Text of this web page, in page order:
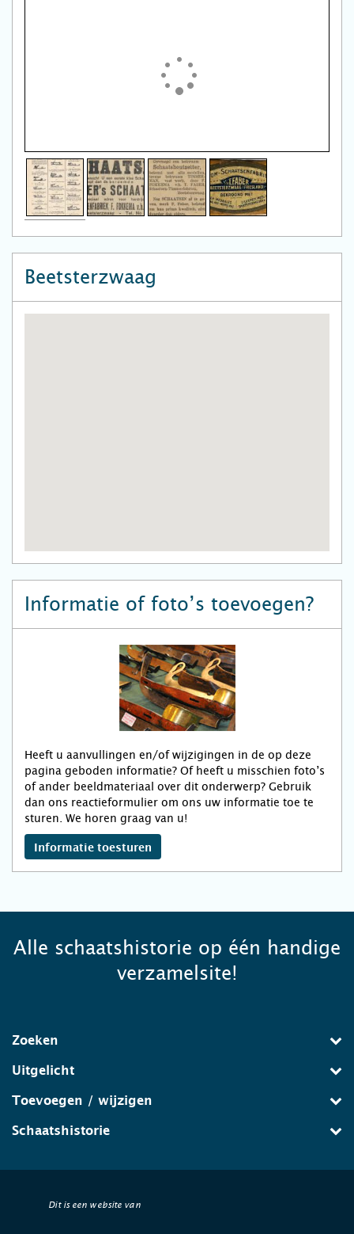
Beetsterzwaag
Informatie of foto’s toevoegen?
Heeft u aanvullingen en/of wijzigingen in de op deze
pagina geboden informatie? Of heeft u misschien foto’s
of ander beeldmateriaal over dit onderwerp? Gebruik
dan ons reactieformulier om ons uw informatie toe te
sturen. We horen graag van u!
Informatie toesturen
Alle schaatshistorie op één handige
verzamelsite!
Zoeken
Uitgelicht
Toevoegen / wijzigen
Schaatshistorie
Dit is een website van